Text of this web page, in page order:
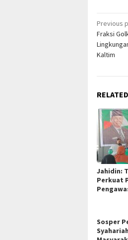
Post
Previous
Fraksi
Kaltim
Jahidin:
Perkuat
Sosper